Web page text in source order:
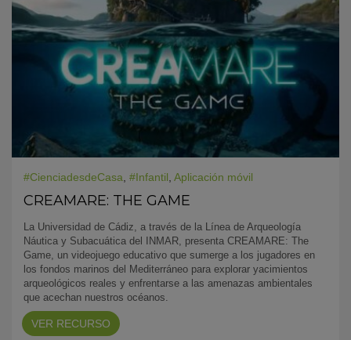
#CienciadesdeCasa #Infantil Aplicación móvil
CREAMARE: THE GAME
La Universidad de Cádiz, a través de la Línea de Arqueología
Náutica y Subacuática del INMAR, presenta CREAMARE: The
Game, un videojuego educativo que sumerge a los jugadores en
los fondos marinos del Mediterráneo para explorar yacimientos
arqueológicos reales y enfrentarse a las amenazas ambientales
que acechan nuestros océanos.
VER RECURSO